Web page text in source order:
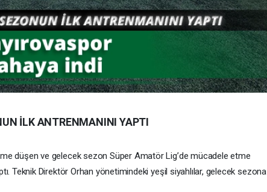
İLK ANTRENMANINI YAPTI
düşen ve gelecek sezon Süper Amatör Lig’de mücadele etme
Teknik Direktör Orhan yönetimindeki yeşil siyahlılar, gelecek sezona